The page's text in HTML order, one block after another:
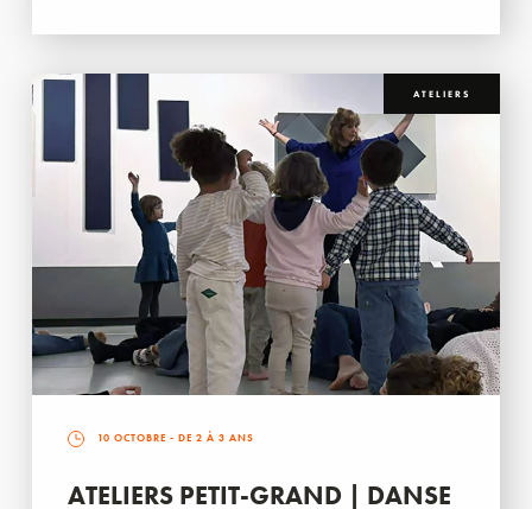
ATELIERS
10 OCTOBRE - DE 2 À 3 ANS
ATELIERS PETIT-GRAND | DANSE